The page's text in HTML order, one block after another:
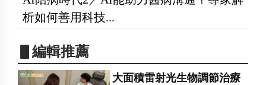
析如何善用科技...
▋編輯推薦
大面積雷射光生物調節治療